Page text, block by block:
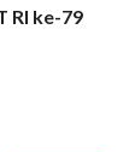
RI ke-79